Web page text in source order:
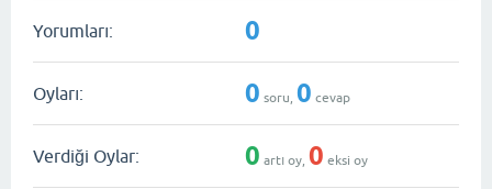
Yorumları: 0
Oyları: 0 soru, 0 cevap
Verdiği Oylar: 0 artı oy, 0 eksi oy